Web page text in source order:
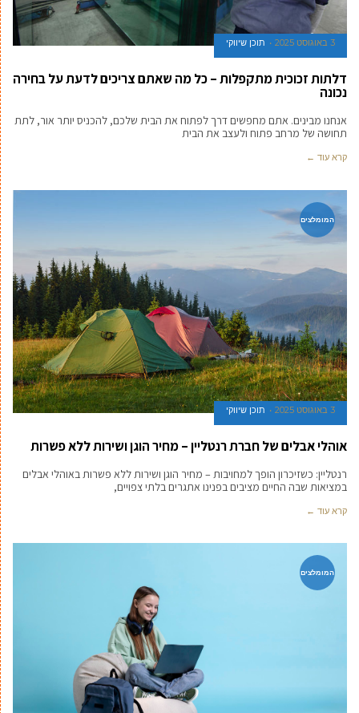
3 באוגוסט 2025 תוכן שיווקי
דלתות זכוכית מתקפלות – כל מה שאתם צריכים לדעת על בחירה
נכונה
אנחנו מבינים. אתם מחפשים דרך לפתוח את הבית שלכם, להכניס יותר אור, לתת
תחושה של מרחב פתוח ולעצב את הבית
קרא עוד ←
המומלצים
3 באוגוסט 2025 תוכן שיווקי
אוהלי אבלים של חברת רנטליין – מחיר הוגן ושירות ללא פשרות
רנטליין: כשזיכרון הופך למחויבות – מחיר הוגן ושירות ללא פשרות באוהלי אבלים
במציאות שבה החיים מציבים בפנינו אתגרים בלתי צפויים,
קרא עוד ←
המומלצים